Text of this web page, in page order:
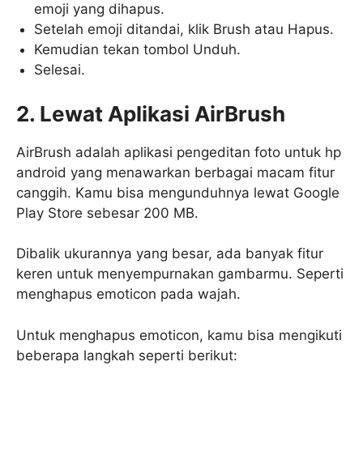
emoji yang dihapus.
Setelah emoji ditandai, klik Brush atau Hapus.
Kemudian tekan tombol Unduh.
Selesai.
2. Lewat Aplikasi AirBrush
AirBrush adalah aplikasi pengeditan foto untuk hp
android yang menawarkan berbagai macam fitur
canggih. Kamu bisa mengunduhnya lewat Google
Play Store sebesar 200 MB.
Dibalik ukurannya yang besar, ada banyak fitur
keren untuk menyempurnakan gambarmu. Seperti
menghapus emoticon pada wajah.
Untuk menghapus emoticon, kamu bisa mengikuti
beberapa langkah seperti berikut: